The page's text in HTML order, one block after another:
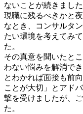
ないことが続きました
現職に残るべきかと
なとき、コンサルタ
たい環境を考えてみ
た。
その真意を聞いたと
わない悩みを解消で
とわかれば面接も前
ことが大切」とアド
撃を受けましたが、
た。